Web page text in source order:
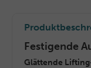
Festigende
Glättende